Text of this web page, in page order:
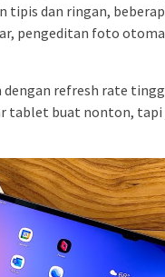
tipis dan ringan,
pengeditan foto
refresh rate
tablet buat nonton,